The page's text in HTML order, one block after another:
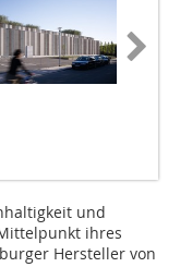
und
ihres
Hersteller von